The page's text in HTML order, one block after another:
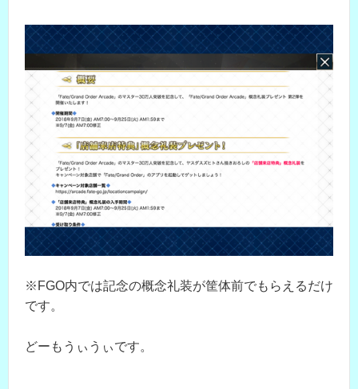
※FGO内では記念の概念礼装が筐体前でもらえるだけ
です。
どーもうぃうぃです。